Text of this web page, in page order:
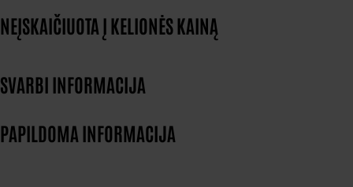
NEĮSKAIČIUOTA Į KELIONĖS KAINĄ
SVARBI INFORMACIJA
PAPILDOMA INFORMACIJA